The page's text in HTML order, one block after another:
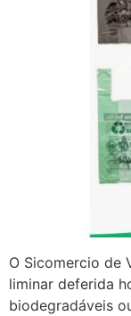
O Sicomercio de
liminar deferida
biodegradáveis